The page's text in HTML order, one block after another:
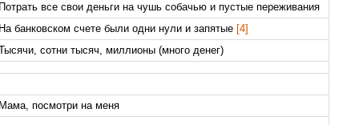
Потрать все свои деньги на чушь собачью и пустые переживания
На банковском счете были одни нули и запятые [4]
Тысячи, сотни тысяч, миллионы (много денег)
Мама, посмотри на меня